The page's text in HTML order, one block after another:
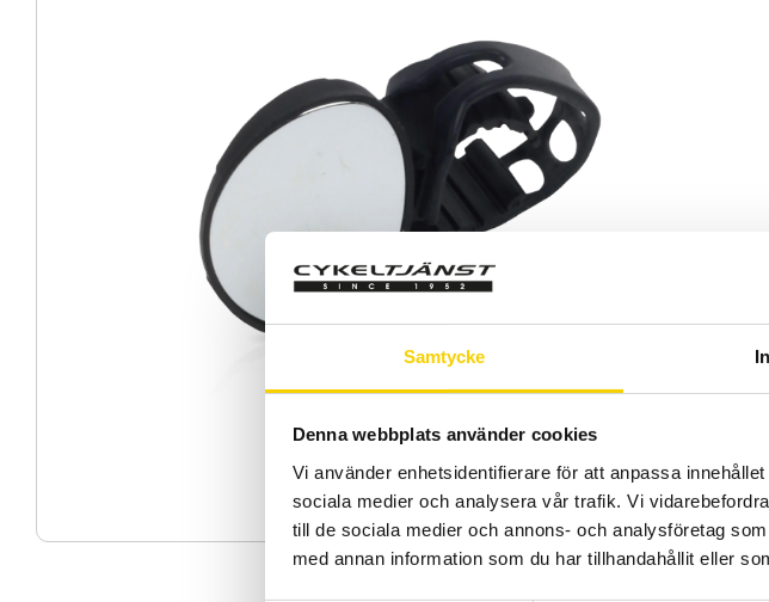
Samtycke
Denna webbplats använder cookies
Vi använder enhetsidentifierare för att anpassa
sociala medier och analysera vår trafik. Vi
till de sociala medier och annons- och analysföretag
med annan information som du har tillhandahållit eller